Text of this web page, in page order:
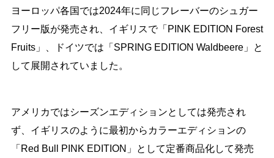
ヨーロッパ各国では2024年に同じフレーバーのシュガー
フリー版が発売され、イギリスで「PINK EDITION Forest
Fruits」、ドイツでは「SPRING EDITION Waldbeere」と
して展開されていました。
アメリカではシーズンエディションとしては発売され
ず、イギリスのように最初からカラーエディションの
「Red Bull PINK EDITION」として定番商品化して発売